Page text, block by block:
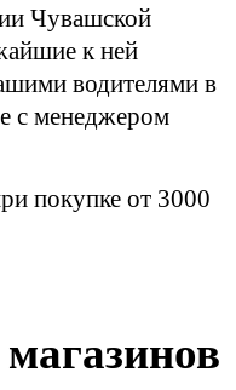
Чувашской
к ней
водителями в
с менеджером
покупке от 3000